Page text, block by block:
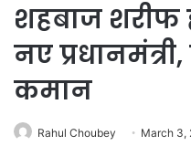
शहबाज शरीफ
नए
कमान
Rahul Choubey March 3,